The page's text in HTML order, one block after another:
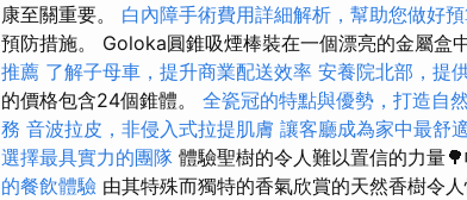
康至關重要。 白內障手術費用詳細解析，幫助您做好
預防措施。 Goloka圓錐吸煙棒裝在一個漂亮的金屬盒
推薦 了解子母車，提升商業配送效率 安養院北部，提
的價格包含24個錐體。 全瓷冠的特點與優勢，打造自
務 音波拉皮，非侵入式拉提肌膚 讓客廳成為家中最舒
選擇最具實力的團隊 體驗聖樹的令人難以置信的力量🌳
的餐飲體驗 由其特殊而獨特的香氣欣賞的天然香樹令人